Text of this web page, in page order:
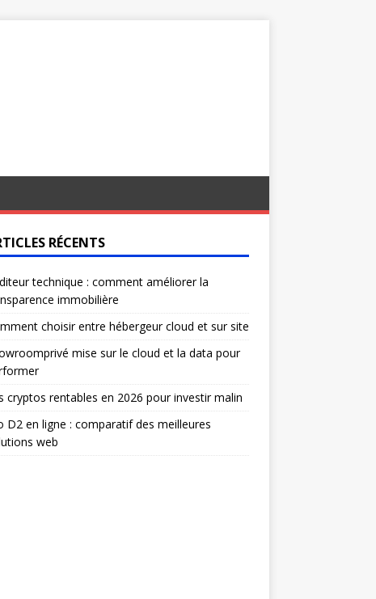
RÉCENTS
technique : comment améliorer la
immobilière
choisir entre hébergeur cloud et sur site
mise sur le cloud et la data pour
cryptos rentables en 2026 pour investir malin
D2 en ligne : comparatif des meilleures
web